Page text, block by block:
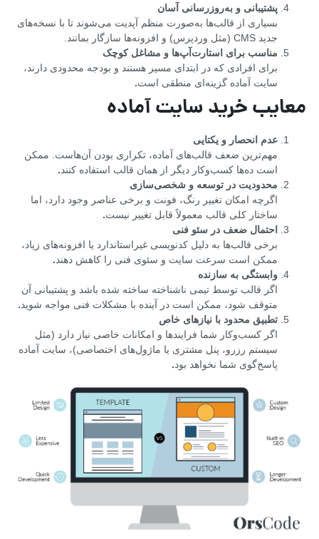
پشتیبانی و به‌روزرسانی آسان
بسیاری از قالب‌ها به‌صورت منظم آپدیت می‌شوند تا با نسخه‌های
جدید CMS (مثل وردپرس) و افزونه‌ها سازگار بمانند.
مناسب برای استارت‌آپ‌ها و مشاغل کوچک
برای افرادی که در ابتدای مسیر هستند و بودجه محدودی دارند،
سایت آماده گزینه‌ای منطقی است.
معایب خرید سایت آماده
عدم انحصار و یکتایی
مهم‌ترین ضعف قالب‌های آماده، تکراری بودن آن‌هاست. ممکن
است ده‌ها کسب‌وکار دیگر از همان قالب استفاده کنند.
محدودیت در توسعه و شخصی‌سازی
اگرچه امکان تغییر رنگ، فونت و برخی عناصر وجود دارد، اما
ساختار کلی قالب معمولاً قابل تغییر نیست.
احتمال ضعف در سئو فنی
برخی قالب‌ها به دلیل کدنویسی غیراستاندارد یا افزونه‌های زیاد،
ممکن است سرعت سایت و سئوی فنی را کاهش دهند.
وابستگی به سازنده
اگر قالب توسط تیمی ناشناخته ساخته شده باشد و پشتیبانی آن
متوقف شود، ممکن است در آینده با مشکلات فنی مواجه شوید.
تطبیق محدود با نیازهای خاص
اگر کسب‌وکار شما فرایندها و امکانات خاصی نیاز دارد (مثل
سیستم رزرو، پنل مشتری یا ماژول‌های اختصاصی)، سایت آماده
پاسخ‌گوی شما نخواهد بود.